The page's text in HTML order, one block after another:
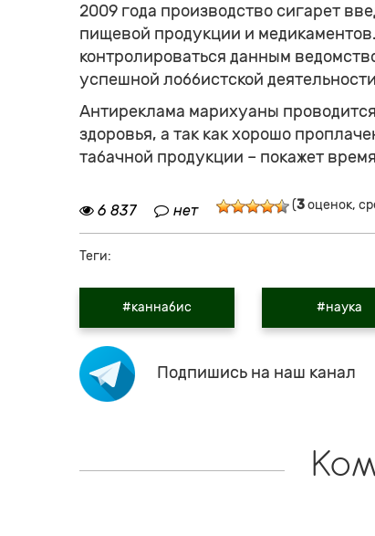
2009 года производство сигарет
пищевой продукции и
контролироваться данным
успешной лоббистской
Антиреклама марихуаны
здоровья, а так как хорошо
табачной продукции – покажет
6 837 нет (3оценок,
Теги:
#каннабис #наука
Подпишись на наш канал